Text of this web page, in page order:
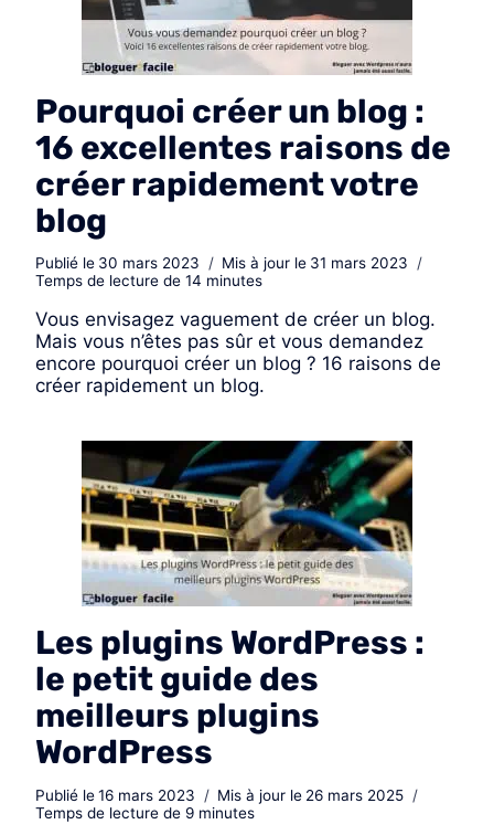
Pourquoi créer un blog :
16 excellentes raisons de
créer rapidement votre
blog
Publié le 30 mars 2023 Mis à jour le 31 mars 2023
Temps de lecture de 14 minutes
Vous envisagez vaguement de créer un blog.
Mais vous n’êtes pas sûr et vous demandez
encore pourquoi créer un blog ? 16 raisons de
créer rapidement un blog.
Les plugins WordPress :
le petit guide des
meilleurs plugins
WordPress
Publié le16 mars 2023 Mis à jour le 26 mars 2025
Temps de lecture de 9 minutes